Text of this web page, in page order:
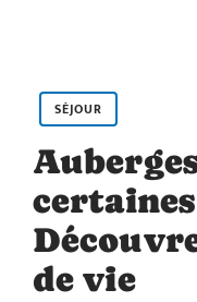
SÉJOUR
de vie